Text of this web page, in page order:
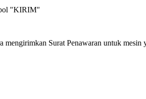
"KIRIM"
mengirimkan Surat Penawaran untuk